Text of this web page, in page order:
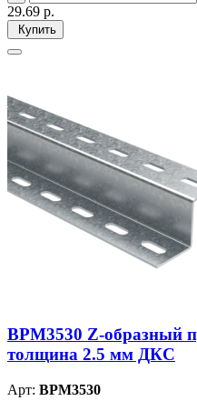
29.69 р.
Купить
BPM3530 Z-образный
толщина 2.5 мм ДКС
Арт: BPM3530